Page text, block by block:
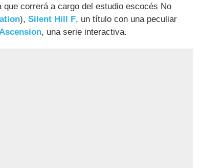
que correrá a cargo del estudio escocés No
), Silent Hill F, un título con una peculiar
, una serie interactiva.